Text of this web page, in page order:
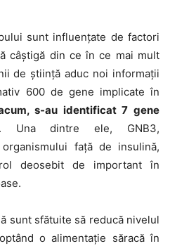
sunt influențate de factori
câștigă din ce în ce mai mult
de știință aduc noi informații
600 de gene implicate în
s-au identificat 7 gene
Una dintre ele, GNB3,
față de insulină,
deosebit de important în
sunt sfătuite să reducă nivelul
o alimentație săracă în